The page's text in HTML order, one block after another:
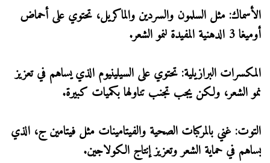
الأسماك: مثل السلمون والسردين والماكريل، تحتوي على أحماض
أوميغا 3 الدهنية المفيدة لنمو الشعر.
المكسرات البرازيلية: تحتوي على السيلينيوم الذي يساهم في تعزيز
نمو الشعر، ولكن يجب تجنب تناولها بكميات كبيرة.
التوت: غني بالمركبات الصحية والفيتامينات مثل فيتامين ج، الذي
يساهم في حماية الشعر وتعزيز إنتاج الكولاجين.